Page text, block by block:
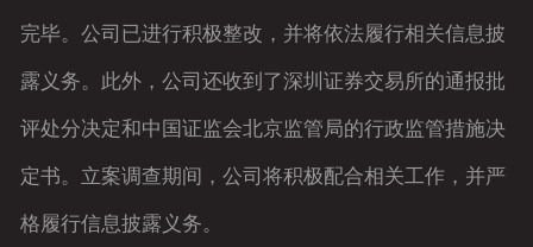
完毕。公司已进行积极整改，并将依法履行相关信息披
露义务。此外，公司还收到了深圳证券交易所的通报批
评处分决定和中国证监会北京监管局的行政监管措施决
定书。立案调查期间，公司将积极配合相关工作，并严
格履行信息披露义务。